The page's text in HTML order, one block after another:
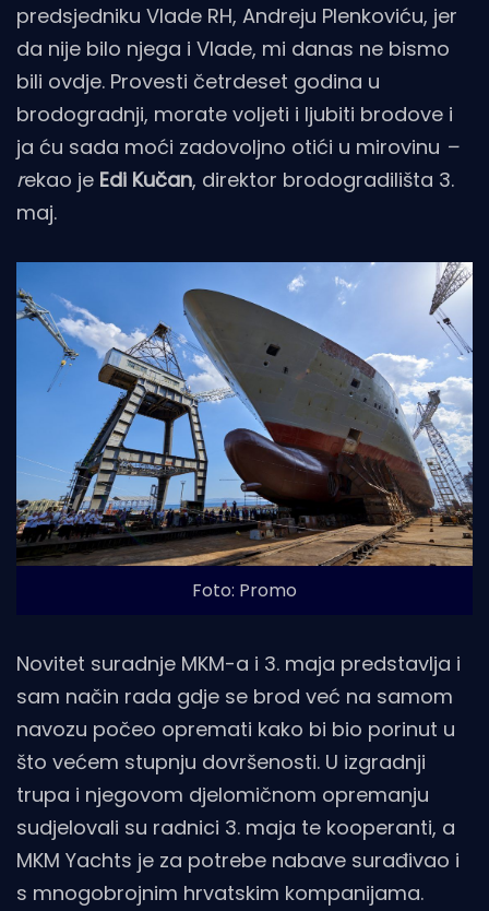
predsjedniku Vlade RH, Andreju Plenkoviću, jer
da nije bilo njega i Vlade, mi danas ne bismo
bili ovdje. Provesti četrdeset godina u
brodogradnji, morate voljeti i ljubiti brodove i
ja ću sada moći zadovoljno otići u mirovinu –
rekao je Edi Kučan, direktor brodogradilišta 3.
maj.
Foto: Promo
Novitet suradnje MKM-a i 3. maja predstavlja i
sam način rada gdje se brod već na samom
navozu počeo opremati kako bi bio porinut u
što većem stupnju dovršenosti. U izgradnji
trupa i njegovom djelomičnom opremanju
sudjelovali su radnici 3. maja te kooperanti, a
MKM Yachts je za potrebe nabave surađivao i
s mnogobrojnim hrvatskim kompanijama.